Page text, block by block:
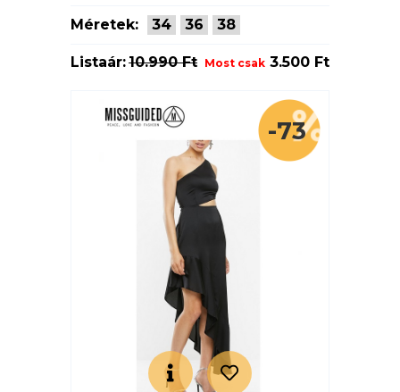
Méretek: 34 36 38
Listaár:10.990 Ft Most csak 3.500 Ft
-73